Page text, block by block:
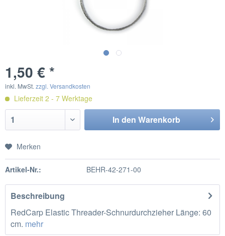
1,50 € *
inkl. MwSt. zzgl. Versandkosten
Lieferzeit 2 - 7 Werktage
In den Warenkorb
Merken
Artikel-Nr.: BEHR-42-271-00
Beschreibung
RedCarp Elastic Threader-Schnurdurchzieher Länge: 60
cm. mehr